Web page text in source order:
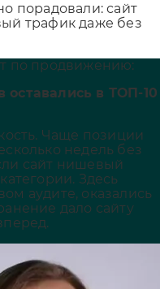
порадовали: сайт
трафик даже без
по продвижению:
оставались в ТОП-10
Чаще позиции
недель без
сайт нишевый
Здесь
аудите, оказались
дало сайту